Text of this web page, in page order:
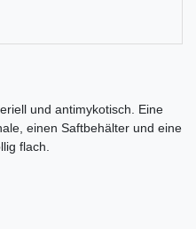
und antimykotisch. Eine
einen Saftbehälter und eine
flach.